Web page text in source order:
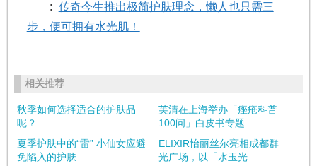
: 传奇今生推出极简护肤理念，懒人也只需三
步，便可拥有水光肌！
相关推荐
秋季如何选择适合的护肤品
呢？
芙清在上海举办「痤疮科普
100问」白皮书专题...
夏季护肤中的“雷” 小仙女应避
免陷入的护肤...
ELIXIR怡丽丝尔亮相成都群
光广场，以「水玉光...